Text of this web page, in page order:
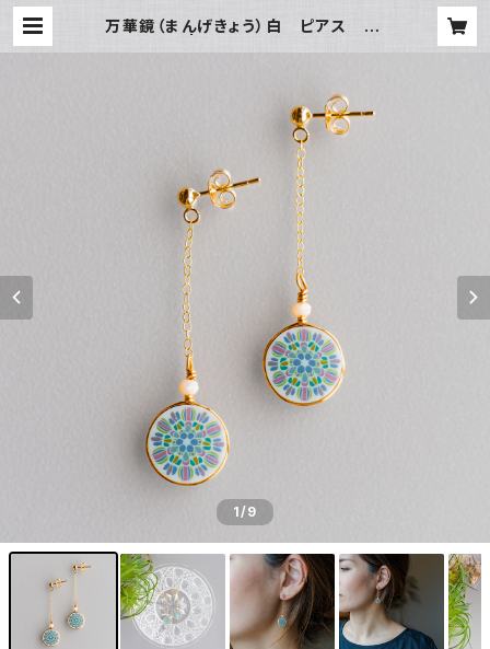
万華鏡（まんげきょう）白 ピアス 14
1/9